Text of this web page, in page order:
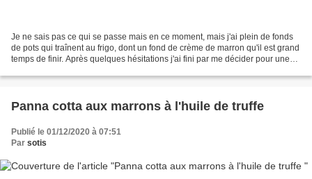
Je ne sais pas ce qui se passe mais en ce moment, mais j'ai plein de fonds
de pots qui traînent au frigo, dont un fond de crème de marron qu'il est grand
temps de finir. Après quelques hésitations j'ai fini par me décider pour une
Panna cotta aux marrons à l'huile de truffe
Publié le 01/12/2020 à 07:51
Par sotis